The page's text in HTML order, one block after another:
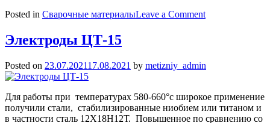
Posted in Сварочные материалыLeave a Commenton
Электроды ЦТ-15
Posted on 23.07.202117.08.2021 by metizniy_admin
Для работы при температурах 580-660°с широкое применение
получили стали, стабилизированные ниобием или титаном и
в частности сталь 12Х18Н12Т. Повышенное по сравнению со